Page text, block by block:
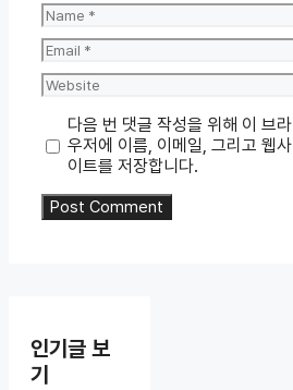
Name
Email
Website
다음 번 댓글 작성을 위해 이 브라
우저에 이름, 이메일, 그리고 웹사
이트를 저장합니다.
인기글 보
기